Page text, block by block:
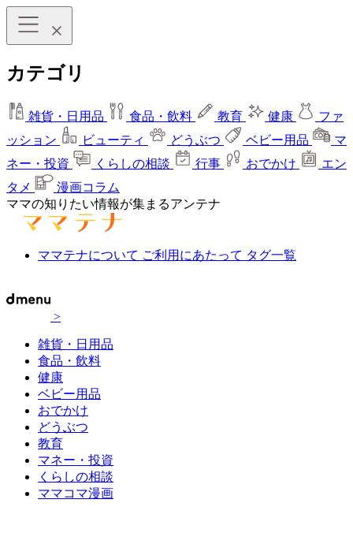
カテゴリ
雑貨・日用品 食品・飲料 教育 健康
ファ
ッション
ビューティ どうぶつ ベビー用品
マ
ネー・投資
くらしの相談 行事 おでかけ
エン
タメ
漫画コラム
ママの知りたい情報が集まるアンテナ
ママテナについて ご利用にあたって タグ一覧
>
雑貨・日用品
食品・飲料
健康
ベビー用品
おでかけ
どうぶつ
教育
マネー・投資
くらしの相談
ママコマ漫画